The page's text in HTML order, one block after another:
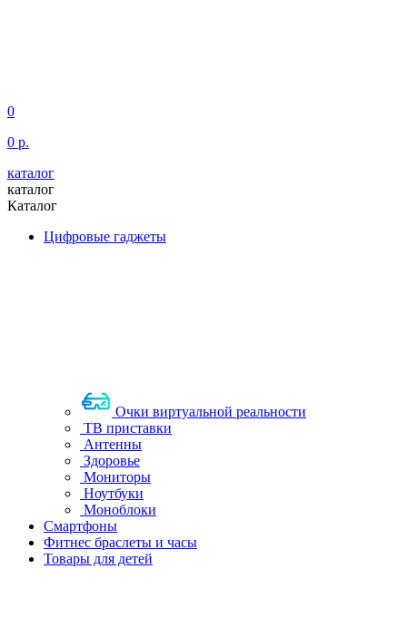
0
0 р.
каталог
каталог
Каталог
Цифровые гаджеты
Очки виртуальной реальности
ТВ приставки
Антенны
Здоровье
Мониторы
Ноутбуки
Моноблоки
Смартфоны
Фитнес браслеты и часы
Товары для детей